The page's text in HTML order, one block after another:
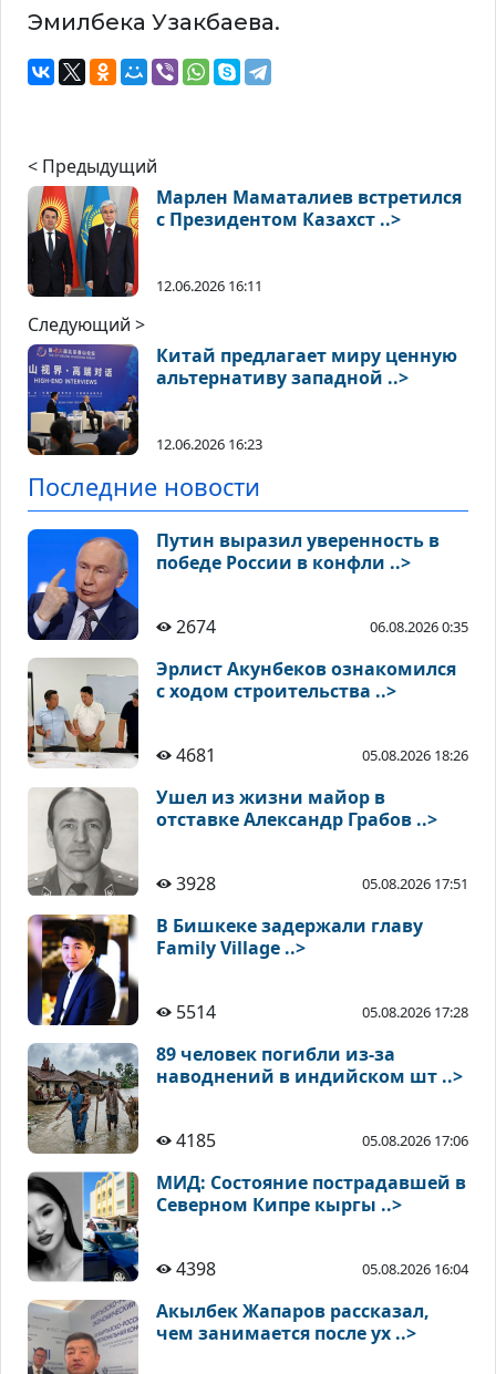
Эмилбека Узакбаева.
< Предыдущий
Марлен Маматалиев встретился
с Президентом Казахст ..>
12.06.2026 16:11
Следующий >
Китай предлагает миру ценную
альтернативу западной ..>
12.06.2026 16:23
Последние новости
Путин выразил уверенность в
победе России в конфли ..>
2674 06.08.2026 0:35
Эрлист Акунбеков ознакомился
с ходом строительства ..>
4681 05.08.2026 18:26
Ушел из жизни майор в
отставке Александр Грабов ..>
3928 05.08.2026 17:51
В Бишкеке задержали главу
Family Village ..>
5514 05.08.2026 17:28
89 человек погибли из-за
наводнений в индийском шт ..>
4185 05.08.2026 17:06
МИД: Состояние пострадавшей в
Северном Кипре кыргы ..>
4398 05.08.2026 16:04
Акылбек Жапаров рассказал,
чем занимается после ух ..>